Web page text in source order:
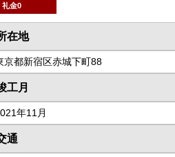
礼金0
在地
京都新宿区赤城下町88
工月
年11月
通